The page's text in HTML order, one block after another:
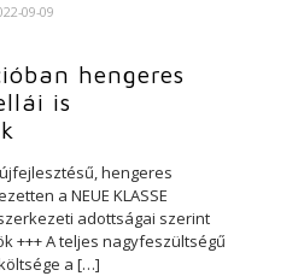
09-09
hengeres
is
hengeres
a NEUE KLASSE
adottságai szerint
+++ A teljes nagyfeszültségű
a […]